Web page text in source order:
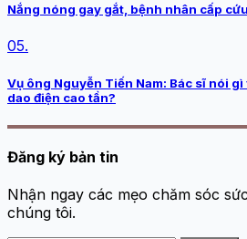
Nắng nóng gay gắt, bệnh nhân cấp
05.
Vụ ông Nguyễn Tiến Nam: Bác sĩ nói
dao điện cao tần?
Đăng ký bản tin
Nhận ngay các mẹo chăm sóc
chúng tôi.